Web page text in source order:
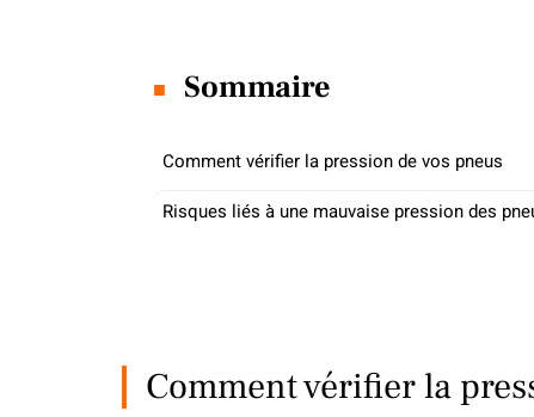
Sommaire
Comment vérifier la pression de vos pneus
Risques liés à une mauvaise pression des
Comment vérifier la